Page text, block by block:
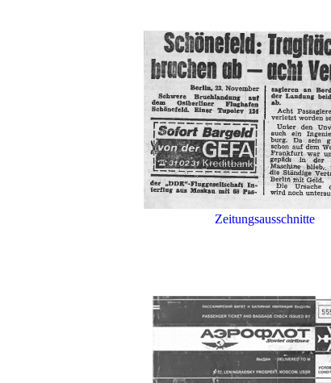
Zeitungsausschnitte